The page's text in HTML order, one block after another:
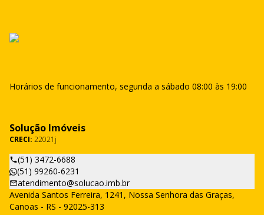
Horários de funcionamento, segunda a sábado 08:00 às 19:00
Solução Imóveis
CRECI: 22021j
(51) 3472-6688
(51) 99260-6231
atendimento@solucao.imb.br
Avenida Santos Ferreira, 1241, Nossa Senhora das Graças,
Canoas - RS - 92025-313